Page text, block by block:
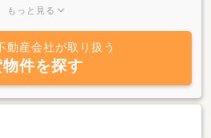
もＪマテグループが全て行いますので
もっと見る
動産会社が取り扱う
件を探す